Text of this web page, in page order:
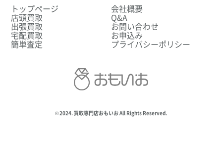
トップページ
店頭買取
出張買取
宅配買取
簡単査定
会社概要
Q&A
お問い合わせ
お申込み
プライバシーポリシー
© 2024. 買取専門店おもいお All Rights Reserved.